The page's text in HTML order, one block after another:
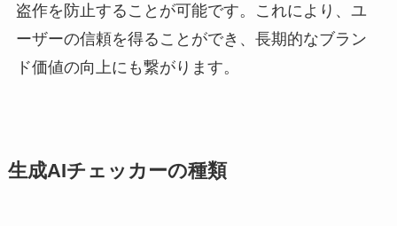
盗作を防止することが可能です。これにより、ユ
ーザーの信頼を得ることができ、長期的なブラン
ド価値の向上にも繋がります。
生成AIチェッカーの種類